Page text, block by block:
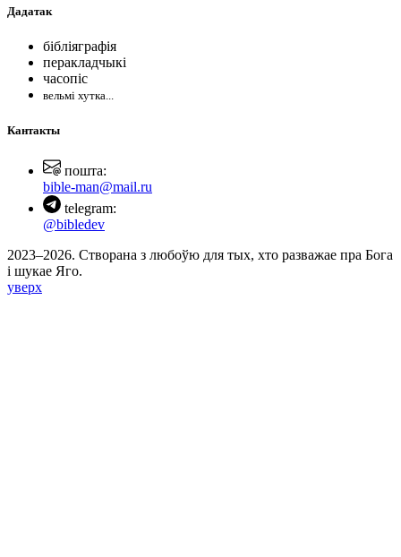
Дадатак
бібліяграфія
перакладчыкі
часопіс
вельмі хутка...
Кантакты
пошта:
bible-man@mail.ru
telegram:
@bibledev
2023–2026. Створана з любоўю для тых, хто разважае пра Бога
і шукае Яго.
уверх